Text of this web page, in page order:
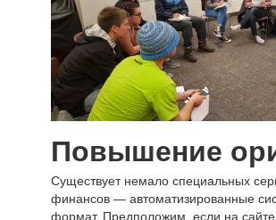
Повышение
Существует немало специальных
финансов — автоматизированные
формат. Предположим, если на сайте